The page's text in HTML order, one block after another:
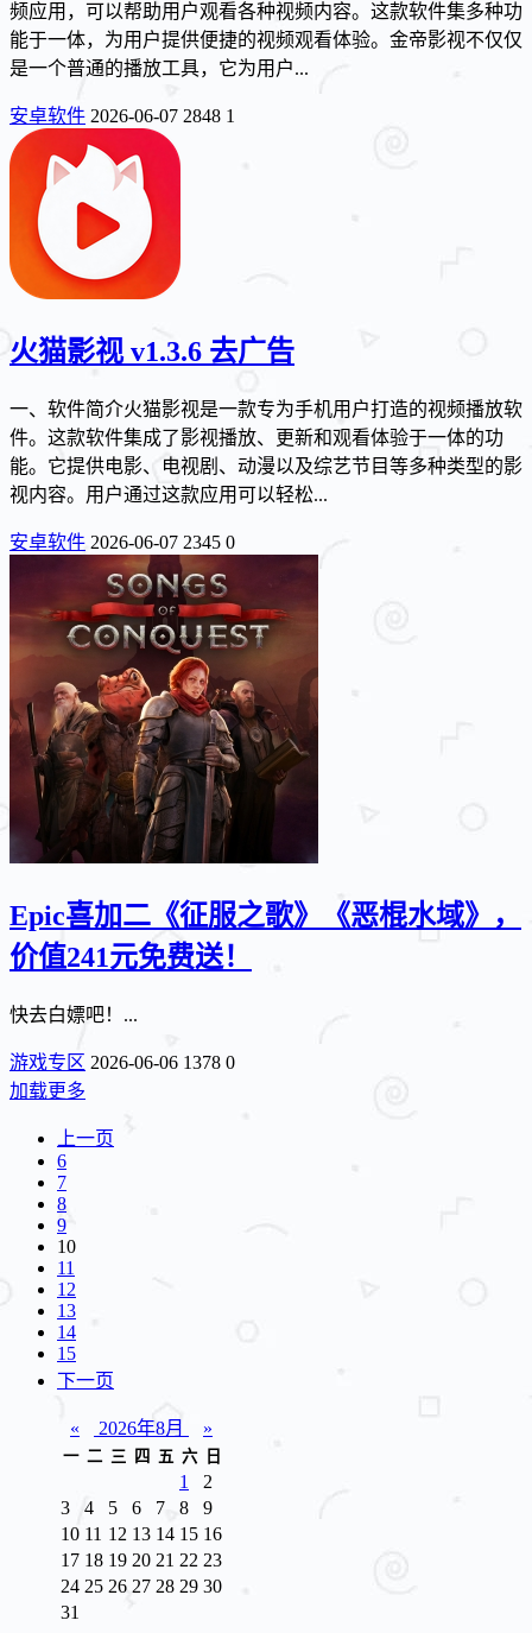
频应用，可以帮助用户观看各种视频内容。这款软件集多种功
能于一体，为用户提供便捷的视频观看体验。金帝影视不仅仅
是一个普通的播放工具，它为用户...
安卓软件 2026-06-07 2848 1
火猫影视 v1.3.6 去广告
一、软件简介火猫影视是一款专为手机用户打造的视频播放软
件。这款软件集成了影视播放、更新和观看体验于一体的功
能。它提供电影、电视剧、动漫以及综艺节目等多种类型的影
视内容。用户通过这款应用可以轻松...
安卓软件 2026-06-07 2345 0
Epic喜加二《征服之歌》《恶棍水域》，
价值241元免费送！
快去白嫖吧！...
游戏专区 2026-06-06 1378 0
加载更多
上一页
6
7
8
9
10
11
12
13
14
15
下一页
« 2026年8月 »
一 二 三 四 五 六 日
1
2
3
4 5 6 7 8
9
10 11 12 13 14 15 16
17 18 19 20 21 22 23
24 25 26 27 28 29 30
31